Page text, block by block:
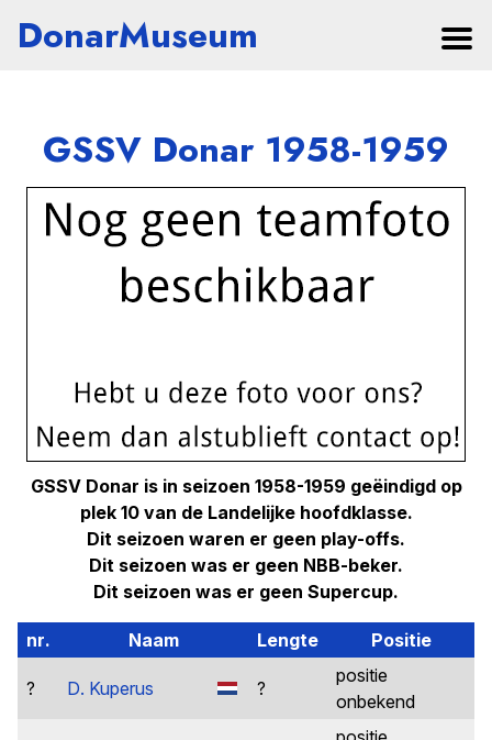
DonarMuseum
GSSV Donar 1958-1959
GSSV Donar is in seizoen 1958-1959 geëindigd op
plek 10 van de Landelijke hoofdklasse.
Dit seizoen waren er geen play-offs.
Dit seizoen was er geen NBB-beker.
Dit seizoen was er geen Supercup.
nr. Naam Lengte Positie
? D. Kuperus ?
positie
onbekend